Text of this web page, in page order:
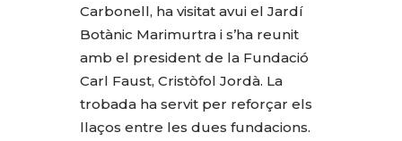
Carbonell, ha visitat avui el Jardí
Botànic Marimurtra i s’ha reunit
amb el president de la Fundació
Carl Faust, Cristòfol Jordà. La
trobada ha servit per reforçar els
llaços entre les dues fundacions.